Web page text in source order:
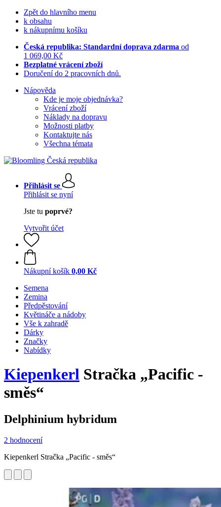
Zpět do hlavního menu
k obsahu
k nákupnímu košíku
Česká republika: Standardní doprava zdarma od
1 069,00 Kč
Bezplatné vrácení zboží
Doručení do 2 pracovních dnů.
Nápověda
Kde je moje objednávka?
Vrácení zboží
Náklady na dopravu
Možnosti platby
Kontaktujte nás
Všechna témata
Přihlásit se
Přihlásit se nyní
Jste tu poprvé?
Vytvořit účet
Nákupní košík 0,00 Kč
Semena
Zemina
Předpěstování
Květináče a nádoby
Vše k zahradě
Dárky
Značky
Nabídky
Kiepenkerl Stračka „Pacific -
směs“
Delphinium hybridum
2 hodnocení
Kiepenkerl Stračka „Pacific - směs“